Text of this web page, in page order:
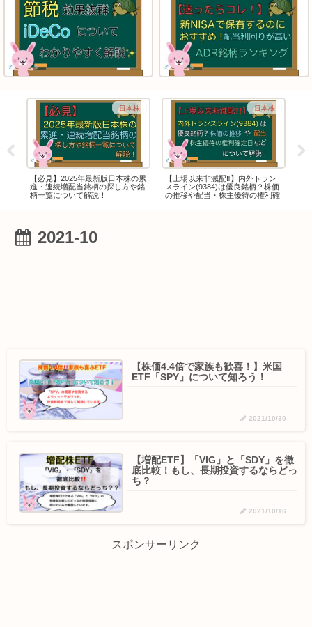
日本株
【必見】2025年最新版日本株の累
進・連続増配当銘柄の探し方や銘
柄一覧について解説！
日本株
【上場以来非減配‼️】内外トラン
スライン(9384)は優良銘柄？株価
の推移や配当・株主優待の権利確
2021-10
【株価4.4倍で家族も歓喜！】米国
ETF「SPY」について知ろう！
2021/10/30
【増配ETF】「VIG」と「SDY」を徹
底比較！もし、長期投資するならどっ
ち？
2021/10/16
スポンサーリンク